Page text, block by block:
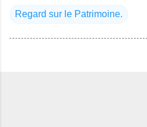
Regard sur le Patrimoine.